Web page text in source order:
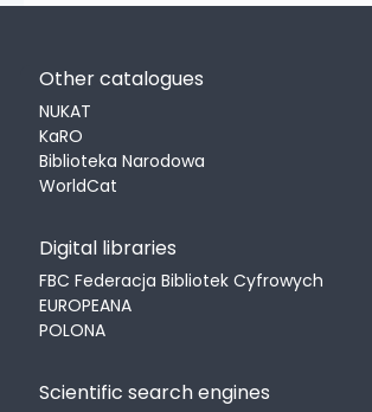
Other catalogues
NUKAT
KaRO
Biblioteka Narodowa
WorldCat
Digital libraries
FBC Federacja Bibliotek Cyfrowych
EUROPEANA
POLONA
Scientific search engines